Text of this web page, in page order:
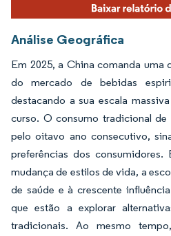
Análise Geográfica
Em 2025, a China comanda uma
do mercado de bebidas
destacando a sua escala
curso. O consumo tradicional
pelo oitavo ano consecutivo,
preferências dos
mudança de estilos de vida, a
de saúde e à crescente
que estão a explorar
tradicionais. Ao mesmo